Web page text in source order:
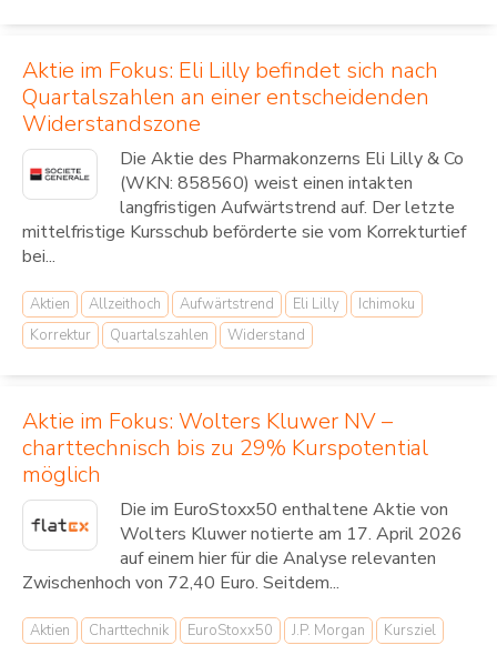
Aktie im Fokus: Eli Lilly befindet sich nach
Quartalszahlen an einer entscheidenden
Widerstandszone
Die Aktie des Pharmakonzerns Eli Lilly & Co
(WKN: 858560) weist einen intakten
langfristigen Aufwärtstrend auf. Der letzte
mittelfristige Kursschub beförderte sie vom Korrekturtief
bei...
Aktien Allzeithoch Aufwärtstrend Eli Lilly
Ichimoku
Korrektur
Quartalszahlen Widerstand
Aktie im Fokus: Wolters Kluwer NV –
charttechnisch bis zu 29% Kurspotential
möglich
Die im EuroStoxx50 enthaltene Aktie von
Wolters Kluwer notierte am 17. April 2026
auf einem hier für die Analyse relevanten
Zwischenhoch von 72,40 Euro. Seitdem...
Aktien Charttechnik EuroStoxx50 J.P. Morgan
Kursziel